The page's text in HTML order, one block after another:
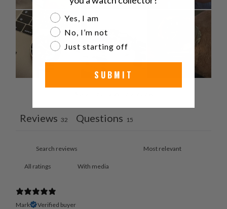
Reviews 32 Questions 15
With media
Mark Verified buyer
Are you a watch collector?
Yes, I am
No, I’m not
Just starting off
SUBMIT